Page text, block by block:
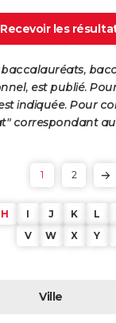
Recevoir les
est publié.
indiquée. Pour
correspondant
1 2
H I J K L
V
W X Y
Ville